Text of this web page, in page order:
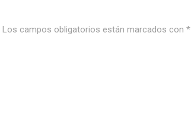
Los campos obligatorios están marcados con *